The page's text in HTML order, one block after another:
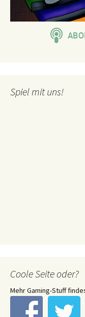
Spiel mit uns!
Coole Seite oder?
Mehr Gaming-Stuff